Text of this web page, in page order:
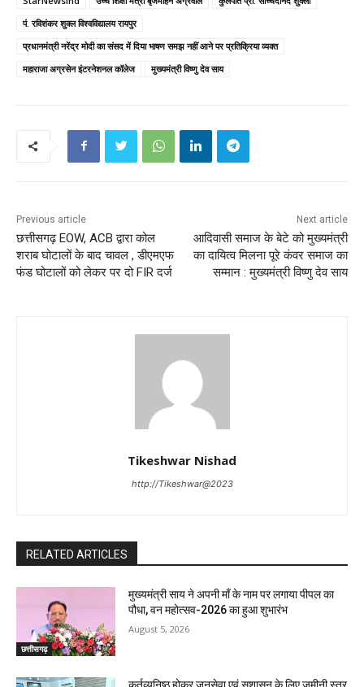
पं. रविशंकर शुक्ल विश्वविद्यालय रायपुर
प्रधानमंत्री नरेंद्र मोदी का संसद में दिया भाषण समझ नहीं आने पर प्रतिक्रिया व्यक्त
महाराजा अग्रसेन इंटरनेशनल कॉलेज
मुख्यमंत्री विष्णु देव साय
Previous article
छत्तीसगढ़ EOW, ACB द्वारा कोल
शराब घोटालों के बाद चावल , डीएमएफ
फंड घोटालों को लेकर पर दो FIR दर्ज
Next article
आदिवासी समाज के बेटे को मुख्यमंत्री
का दायित्व मिलना पूरे कंवर समाज का
सम्मान : मुख्यमंत्री विष्णु देव साय
Tikeshwar Nishad
http://Tikeshwar@2023
RELATED ARTICLES
छत्तीसगढ़
मुख्यमंत्री साय ने अपनी माँ के नाम पर लगाया पीपल का
पौधा, वन महोत्सव-2026 का हुआ शुभारंभ
August 5, 2026